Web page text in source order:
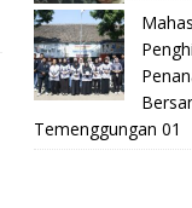
Temenggungan 01